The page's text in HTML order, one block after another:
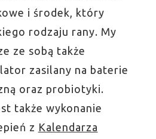
i środek, który
rodzaju rany. My
ze sobą także
zasilany na baterie
oraz probiotyki.
także wykonanie
z Kalendarza